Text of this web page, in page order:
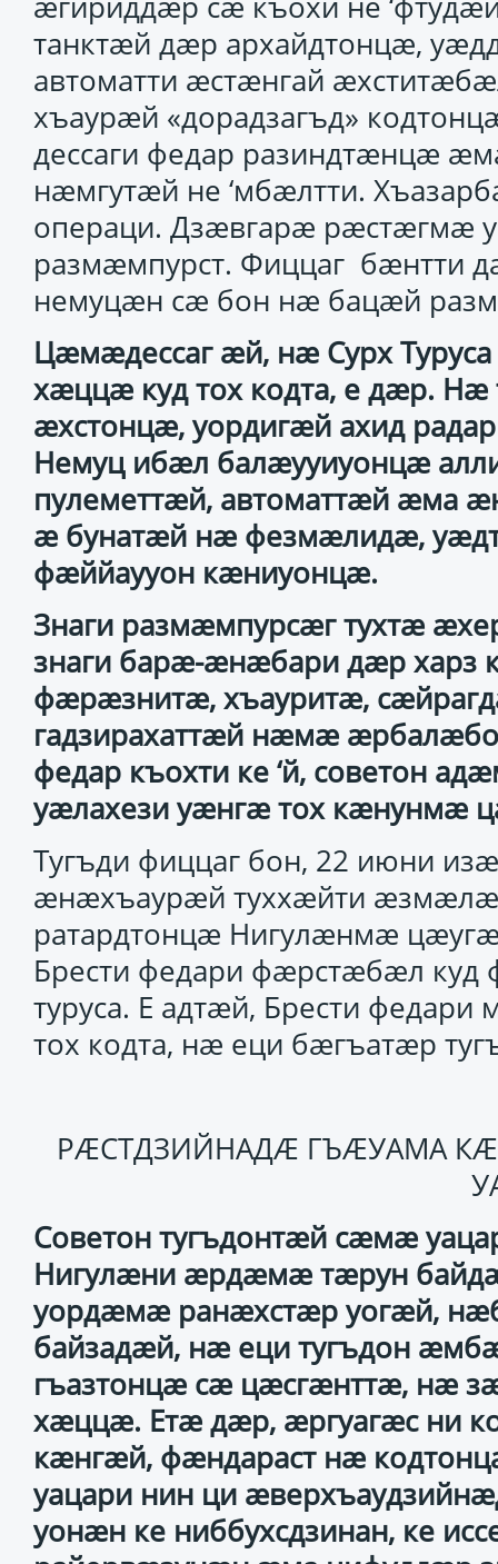
танктӕй дӕр архайдтонцӕ,
автоматти ӕстӕнгай
хъаурӕй «дорадзагъд»
дессаги федар разиндтӕнцӕ
нӕмгутӕй не ‘мбӕлтти.
операци. Дзӕвгарӕ рӕстӕгмӕ
размӕмпурст. Фиццаг бӕнтти
немуцӕн сӕ бон нӕ бацӕй
Цӕмӕдессаг ӕй, нӕ Сурх Туруса
хӕццӕ куд тох кодта, е дӕр.
ӕхстонцӕ, уордигӕй ахид
Немуц ибӕл балӕууиуонцӕ
пулеметтӕй, автоматтӕй ӕма
ӕ бунатӕй нӕ фезмӕлидӕ,
фӕййаууон кӕниуонцӕ.
Знаги размӕмпурсӕг тухтӕ
знаги барӕ-ӕнӕбари дӕр харз
фӕрӕзнитӕ, хъауритӕ,
гадзирахаттӕй нӕмӕ
федар къохти ке ‘й, советон
уӕлахези уӕнгӕ тох кӕнунмӕ
Тугъди фиццаг бон, 22 июни
ӕнӕхъаурӕй туххӕйти
ратардтонцӕ Нигулӕнмӕ
Брести федари фӕрстӕбӕл куд
туруса. Е адтӕй, Брести
тох кодта, нӕ еци бӕгъатӕр
РӔСТДЗИЙНАДӔ ГЪӔУАМА
Советон тугъдонтӕй сӕмӕ
Нигулӕни ӕрдӕмӕ тӕрун
уордӕмӕ ранӕхстӕр уогӕй,
байзадӕй, нӕ еци тугъдон
гъазтонцӕ сӕ цӕсгӕнттӕ, нӕ
хӕццӕ. Етӕ дӕр, ӕргуагӕс ни
кӕнгӕй, фӕндараст нӕ
уацари нин ци
уонӕн ке ниббухсдзинан, ке